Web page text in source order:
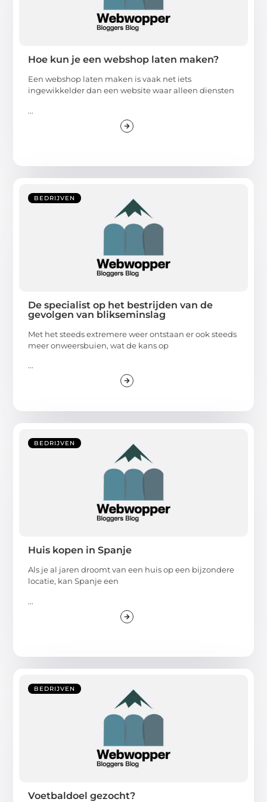
Hoe kun je een webshop laten maken?
Een webshop laten maken is vaak net iets
ingewikkelder dan een website waar alleen diensten
...
BEDRIJVEN
De specialist op het bestrijden van de
gevolgen van blikseminslag
Met het steeds extremere weer ontstaan er ook steeds
meer onweersbuien, wat de kans op
...
BEDRIJVEN
Huis kopen in Spanje
Als je al jaren droomt van een huis op een bijzondere
locatie, kan Spanje een
...
BEDRIJVEN
Voetbaldoel gezocht?